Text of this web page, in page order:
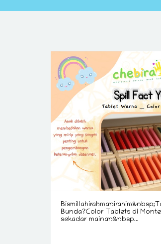
Bunda?Color Tablets di
sekadar mainan&nbsp...